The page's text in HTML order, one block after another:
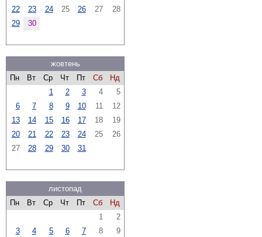
22
23 24 25 26 27
28
29
30
жовтень
Пн
Вт Ср Чт Пт Сб
Нд
1
2 3 4
5
6
7 8 9 10 11
12
13
14 15 16 17 18
19
20
21 22 23 24 25
26
27
28 29 30 31
листопад
Пн
Вт Ср Чт Пт Сб
Нд
1
2
3
4 5 6 7 8
9